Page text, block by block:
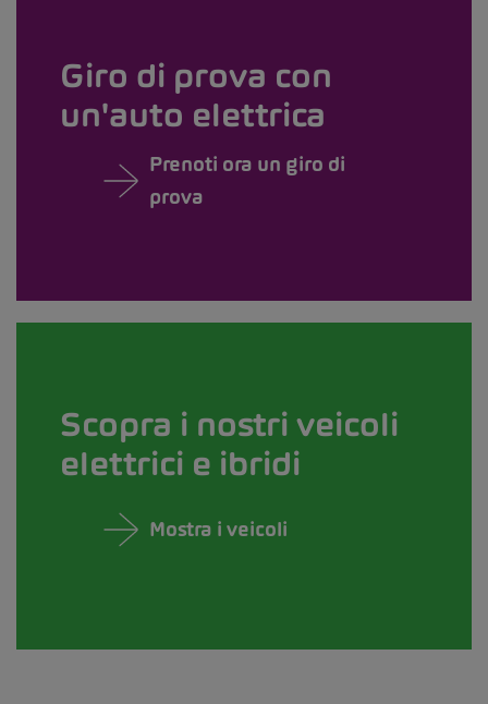
Giro di prova con
un'auto elettrica
Prenoti ora un giro di
prova
Scopra i nostri veicoli
elettrici e ibridi
Mostra i veicoli